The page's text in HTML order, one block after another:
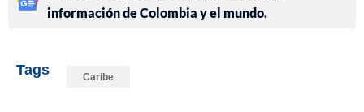
información de Colombia y el mundo.
Tags Caribe